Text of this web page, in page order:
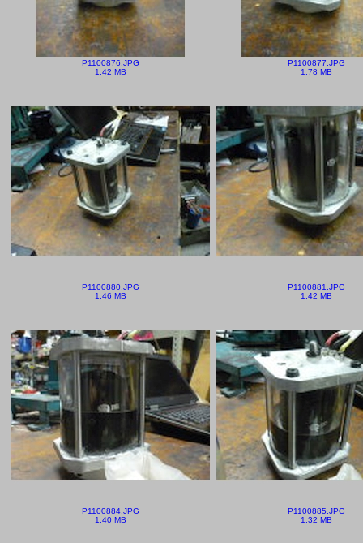
P1100876.JPG
1.42 MB
P1100877.JPG
1.78 MB
P1100880.JPG
1.46 MB
P1100881.JPG
1.42 MB
P1100884.JPG
1.40 MB
P1100885.JPG
1.32 MB